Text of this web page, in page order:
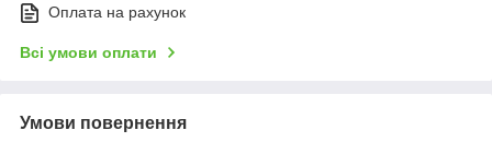
Оплата на рахунок
Всі умови оплати
Умови повернення